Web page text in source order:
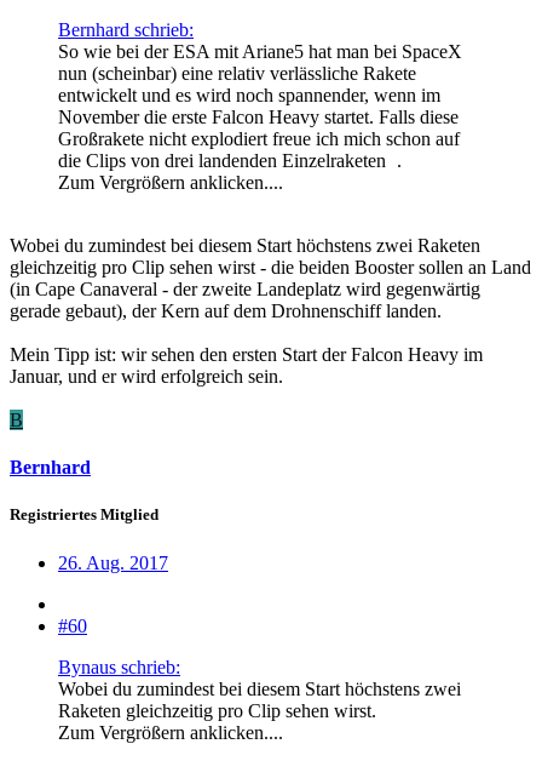
Bernhard schrieb:
So wie bei der ESA mit Ariane5 hat man bei SpaceX
nun (scheinbar) eine relativ verlässliche Rakete
entwickelt und es wird noch spannender, wenn im
November die erste Falcon Heavy startet. Falls diese
Großrakete nicht explodiert freue ich mich schon auf
die Clips von drei landenden Einzelraketen
.
Zum Vergrößern anklicken....
Wobei du zumindest bei diesem Start höchstens zwei Raketen
gleichzeitig pro Clip sehen wirst - die beiden Booster sollen an Land
(in Cape Canaveral - der zweite Landeplatz wird gegenwärtig
gerade gebaut), der Kern auf dem Drohnenschiff landen.
Mein Tipp ist: wir sehen den ersten Start der Falcon Heavy im
Januar, und er wird erfolgreich sein.
B
Bernhard
Registriertes Mitglied
26. Aug. 2017
#60
Bynaus schrieb:
Wobei du zumindest bei diesem Start höchstens zwei
Raketen gleichzeitig pro Clip sehen wirst.
Zum Vergrößern anklicken....